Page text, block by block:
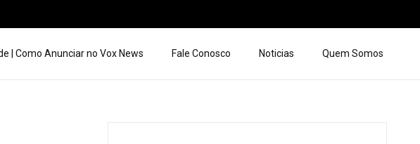
| Como Anunciar no Vox News Fale Conosco Noticias Quem Somos